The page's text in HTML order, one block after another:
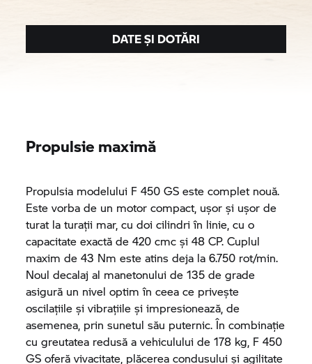
DATE ȘI DOTĂRI
Propulsie maximă
Propulsia modelului F 450 GS este complet nouă.
Este vorba de un motor compact, ușor și ușor de
turat la turații mar, cu doi cilindri în linie, cu o
capacitate exactă de 420 cmc și 48 CP. Cuplul
maxim de 43 Nm este atins deja la 6.750 rot/min.
Noul decalaj al manetonului de 135 de grade
asigură un nivel optim în ceea ce privește
oscilațiile și vibrațiile și impresionează, de
asemenea, prin sunetul său puternic. În combinație
cu greutatea redusă a vehiculului de 178 kg, F 450
GS oferă vivacitate, plăcerea condusului și agilitate